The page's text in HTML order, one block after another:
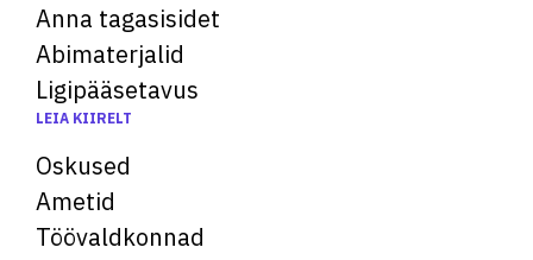
Anna tagasisidet
Abimaterjalid
Ligipääsetavus
LEIA KIIRELT
Oskused
Ametid
Töövaldkonnad